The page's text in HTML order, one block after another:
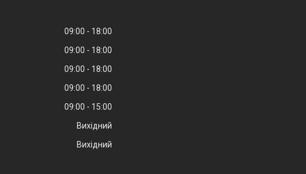
09:00
18:00
09:00
18:00
09:00
18:00
09:00
18:00
09:00
15:00
Вихідний
Вихідний